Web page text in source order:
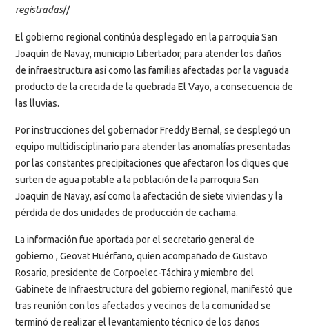
registradas//
El gobierno regional continúa desplegado en la parroquia San
Joaquín de Navay, municipio Libertador, para atender los daños
de infraestructura así como las familias afectadas por la vaguada
producto de la crecida de la quebrada El Vayo, a consecuencia de
las lluvias.
Por instrucciones del gobernador Freddy Bernal, se desplegó un
equipo multidisciplinario para atender las anomalías presentadas
por las constantes precipitaciones que afectaron los diques que
surten de agua potable a la población de la parroquia San
Joaquín de Navay, así como la afectación de siete viviendas y la
pérdida de dos unidades de producción de cachama.
La información fue aportada por el secretario general de
gobierno , Geovat Huérfano, quien acompañado de Gustavo
Rosario, presidente de Corpoelec-Táchira y miembro del
Gabinete de Infraestructura del gobierno regional, manifestó que
tras reunión con los afectados y vecinos de la comunidad se
terminó de realizar el levantamiento técnico de los daños